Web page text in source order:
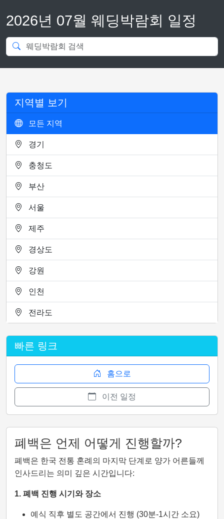
2026년 07월 웨딩박람회 일정
지역별 보기
모든 지역
경기
충청도
부산
서울
제주
경상도
강원
인천
전라도
빠른 링크
홈으로
이전 일정
폐백은 언제 어떻게 진행할까?
폐백은 한국 전통 혼례의 마지막 단계로 양가 어른들께
인사드리는 의미 깊은 시간입니다:
1. 폐백 진행 시기와 장소
예식 직후 별도 공간에서 진행 (30분-1시간 소요)